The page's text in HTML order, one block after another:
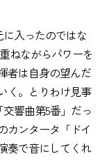
入ったのではな
ねながらパワーを
者は自身の望んだ
く。とりわけ見事
響曲第5番」だっ
カンタータ「ドイ
奏で音にしてくれ